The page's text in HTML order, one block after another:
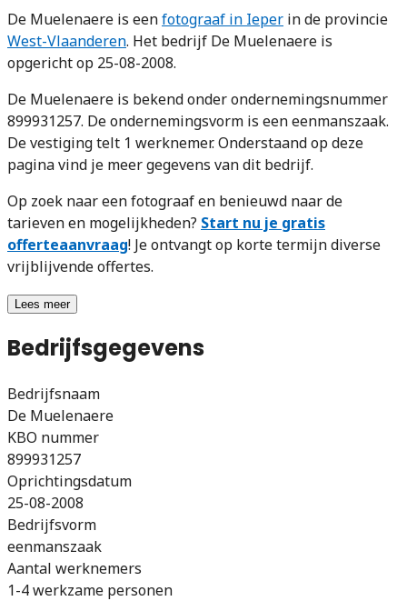
De Muelenaere is eenfotograaf in Ieper in de provincie
West-Vlaanderen. Het bedrijf De Muelenaere is
opgericht op 25-08-2008.
De Muelenaere is bekend onder ondernemingsnummer
899931257. De ondernemingsvorm is een eenmanszaak.
De vestiging telt 1 werknemer. Onderstaand op deze
pagina vind je meer gegevens van dit bedrijf.
Op zoek naar een fotograaf en benieuwd naar de
tarieven en mogelijkheden? Start nu je gratis
offerteaanvraag! Je ontvangt op korte termijn diverse
vrijblijvende offertes.
Lees meer
Bedrijfsgegevens
Bedrijfsnaam
De Muelenaere
KBO nummer
899931257
Oprichtingsdatum
25-08-2008
Bedrijfsvorm
eenmanszaak
Aantal werknemers
1-4 werkzame personen